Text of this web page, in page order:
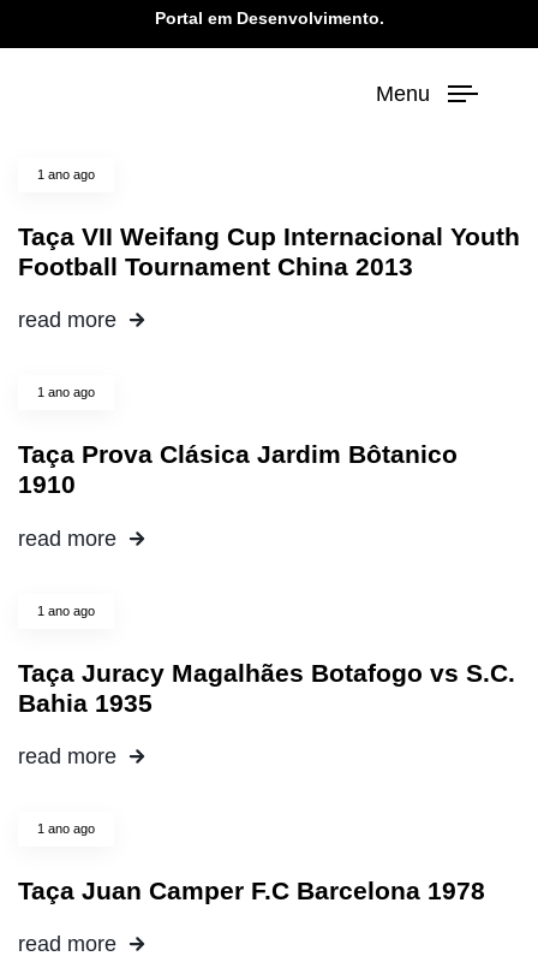
Portal em Desenvolvimento.
Menu
1 ano ago
Taça VII Weifang Cup Internacional Youth
Football Tournament China 2013
read more
1 ano ago
Taça Prova Clásica Jardim Bôtanico
1910
read more
1 ano ago
Taça Juracy Magalhães Botafogo vs S.C.
Bahia 1935
read more
1 ano ago
Taça Juan Camper F.C Barcelona 1978
read more